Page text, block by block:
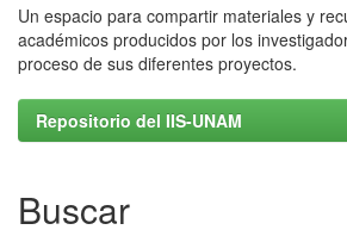
Un espacio para compartir materiales y
académicos producidos por los
proceso de sus diferentes proyectos.
Repositorio del IIS-UNAM
Buscar